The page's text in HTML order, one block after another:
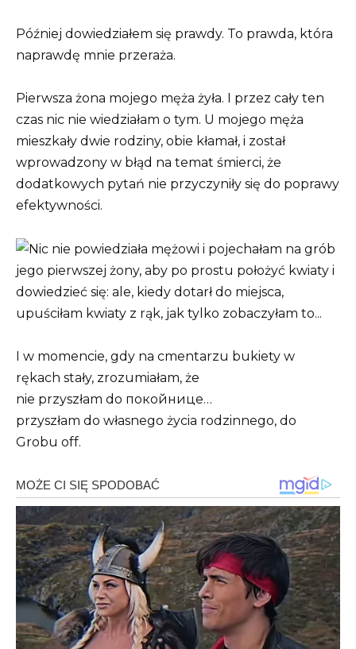
Później dowiedziałem się prawdy. To prawda, która
naprawdę mnie przeraża.
Pierwsza żona mojego męża żyła. I przez cały ten
czas nic nie wiedziałam o tym. U mojego męża
mieszkały dwie rodziny, obie kłamał, i został
wprowadzony w błąd na temat śmierci, że
dodatkowych pytań nie przyczyniły się do poprawy
efektywności.
I w momencie, gdy na cmentarzu bukiety w
rękach stały, zrozumiałam, że
nie przyszłam do покойнице…
przyszłam do własnego życia rodzinnego, do
Grobu off.